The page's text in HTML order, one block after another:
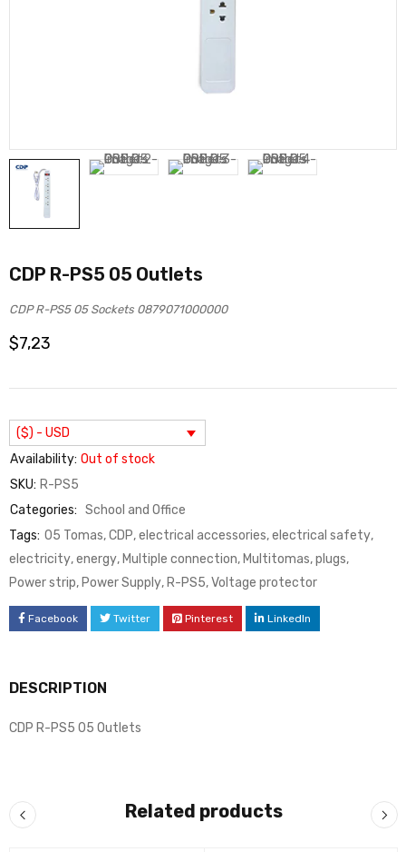
CDP R-PS5 05 Outlets
CDP R-PS5 05 Sockets 0879071000000
$7,23
($) - USD
Availability: Out of stock
SKU: R-PS5
Categories: School and Office
Tags: 05 Tomas,CDP,electrical accessories,electrical safety,
electricity,energy, Multiple connection, Multitomas,plugs,
Power strip, Power Supply, R-PS5,Voltage protector
Facebook Twitter Pinterest LinkedIn
DESCRIPTION
CDP R-PS5 05 Outlets
Related products